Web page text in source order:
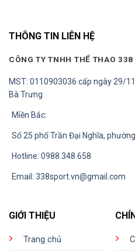
THÔNG TIN LIÊN HỆ
CÔNG TY TNHH THỂ THAO
MST: 0110903036 cấp ngày 29/
Bà Trưng
Miền Bắc:
Số 25 phố Trần Đại Nghĩa,
Hotline: 0988.348.658
Email: 338sport.vn@gmail.com
GIỚI THIỆU
Trang chủ